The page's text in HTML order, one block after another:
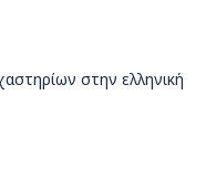
στην ελληνική